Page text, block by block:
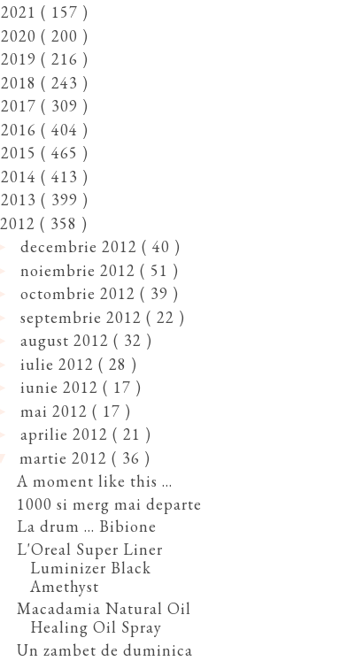
2021 ( 157 )
2020 ( 200 )
2019 ( 216 )
2018 ( 243 )
2017 ( 309 )
2016 ( 404 )
2015 ( 465 )
2014 ( 413 )
2013 ( 399 )
2012 ( 358 )
decembrie 2012 ( 40 )
noiembrie 2012 ( 51 )
octombrie 2012 ( 39 )
septembrie 2012 ( 22 )
august 2012 ( 32 )
iulie 2012 ( 28 )
iunie 2012 ( 17 )
mai 2012 ( 17 )
aprilie 2012 ( 21 )
martie 2012 ( 36 )
A moment like this ...
1000 si merg mai departe
La drum ... Bibione
L'Oreal Super Liner
Luminizer Black
Amethyst
Macadamia Natural Oil
Healing Oil Spray
Un zambet de duminica